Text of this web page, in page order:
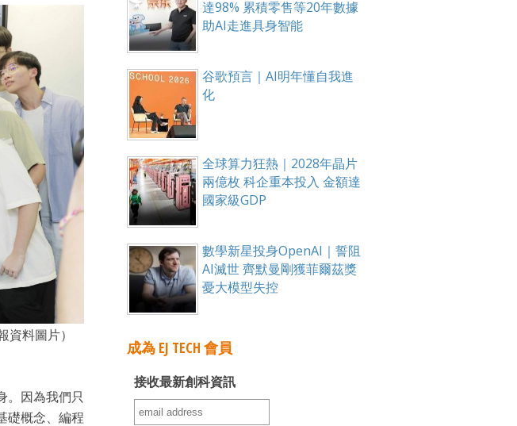
資料圖片）
。因為我們只
礎概念、編程
達98% 累積零售等20年數據
助AI走進具身智能
谷歌預言｜AI明年懂自我進
化
全球算力狂熱｜2028年晶片
兩億枚 科企重本投入 金額達
國家級GDP
數學新星投身OpenAI｜誓阻
AI滅世 齊默曼剛獲菲爾茲獎
憂大模型失控
成為 EJ TECH 會員
接收最新創科資訊